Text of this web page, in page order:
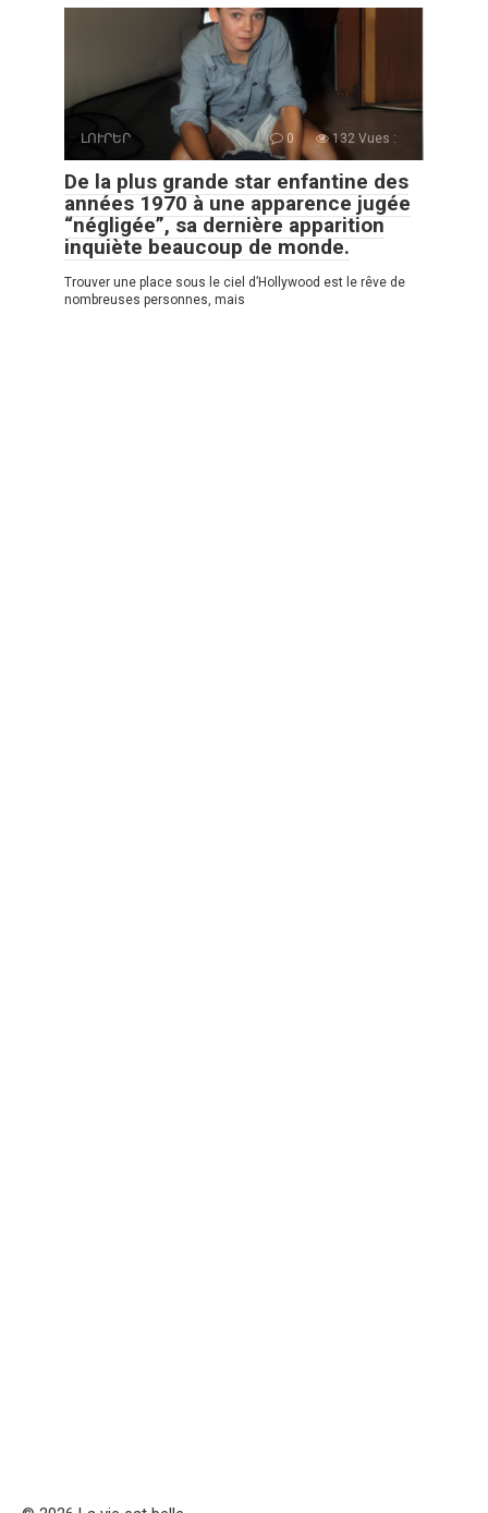
ԼՈՒՐԵՐ 0 132 Vues :
De la plus grande star enfantine des
années 1970 à une apparence jugée
“négligée”, sa dernière apparition
inquiète beaucoup de monde.
Trouver une place sous le ciel d’Hollywood est le rêve de
nombreuses personnes, mais